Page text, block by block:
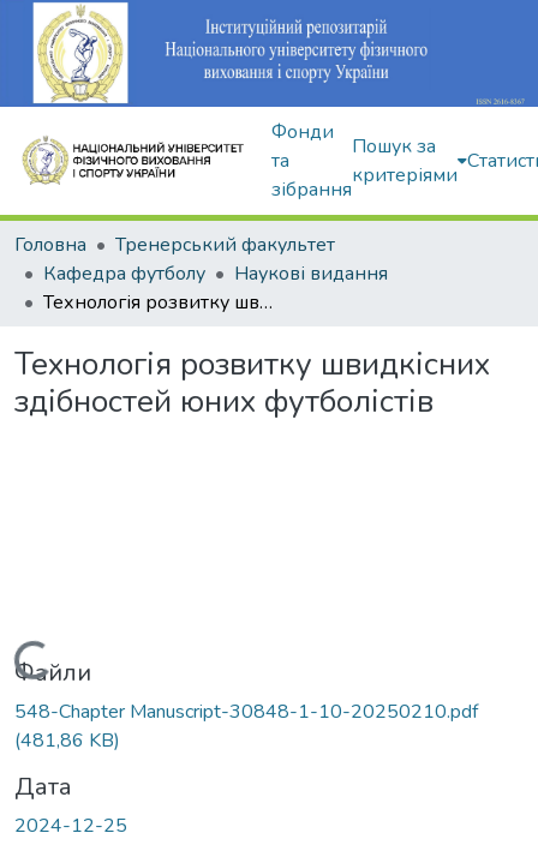
Фонди
та
зібрання
Пошук за
критеріями
Головна
Тренерський факультет
Кафедра футболу
Наукові видання
Технологія розвитку швидкісних здібностей юних футболістів
Технологія розвитку швидкісних
здібностей юних футболістів
Вантажиться...
Файли
548-Chapter Manuscript-30848-1-10-20250210.pdf
(481,86 KB)
Дата
2024-12-25